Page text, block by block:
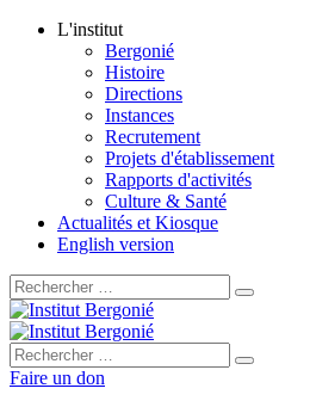
L'institut
Bergonié
Histoire
Directions
Instances
Recrutement
Projets d'établissement
Rapports d'activités
Culture & Santé
Actualités et Kiosque
English version
Rechercher :
Rechercher :
Faire un don